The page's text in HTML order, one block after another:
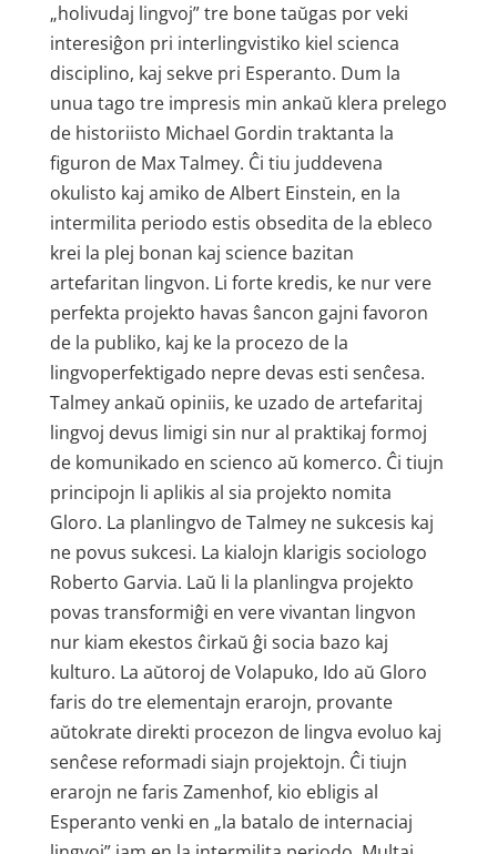
„holivudaj lingvoj” tre bone taŭgas por veki
interesiĝon pri interlingvistiko kiel scienca
disciplino, kaj sekve pri Esperanto. Dum la
unua tago tre impresis min ankaŭ klera prelego
de historiisto Michael Gordin traktanta la
figuron de Max Talmey. Ĉi tiu juddevena
okulisto kaj amiko de Albert Einstein, en la
intermilita periodo estis obsedita de la ebleco
krei la plej bonan kaj science bazitan
artefaritan lingvon. Li forte kredis, ke nur vere
perfekta projekto havas ŝancon gajni favoron
de la publiko, kaj ke la procezo de la
lingvoperfektigado nepre devas esti senĉesa.
Talmey ankaŭ opiniis, ke uzado de artefaritaj
lingvoj devus limigi sin nur al praktikaj formoj
de komunikado en scienco aŭ komerco. Ĉi tiujn
principojn li aplikis al sia projekto nomita
Gloro. La planlingvo de Talmey ne sukcesis kaj
ne povus sukcesi. La kialojn klarigis sociologo
Roberto Garvia. Laŭ li la planlingva projekto
povas transformiĝi en vere vivantan lingvon
nur kiam ekestos ĉirkaŭ ĝi socia bazo kaj
kulturo. La aŭtoroj de Volapuko, Ido aŭ Gloro
faris do tre elementajn erarojn, provante
aŭtokrate direkti procezon de lingva evoluo kaj
senĉese reformadi siajn projektojn. Ĉi tiujn
erarojn ne faris Zamenhof, kio ebligis al
Esperanto venki en „la batalo de internaciaj